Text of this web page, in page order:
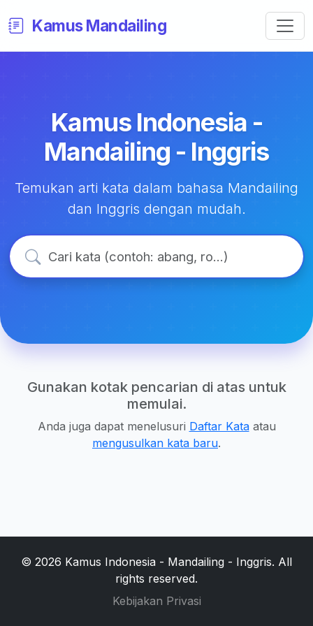
Kamus Mandailing
Kamus Indonesia -
Mandailing - Inggris
Temukan arti kata dalam bahasa Mandailing
dan Inggris dengan mudah.
Gunakan kotak pencarian di atas untuk
memulai.
Anda juga dapat menelusuri Daftar Kataatau
mengusulkan kata baru.
© 2026 Kamus Indonesia - Mandailing - Inggris. All
rights reserved.
Kebijakan Privasi